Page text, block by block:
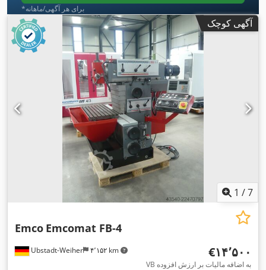
*برای هر آگهی/ماهانه
آگهی کوچک
1 /7
Ubstadt-Weiher ۴٬۱۵۲ km
Emco Emcomat FB-4
‎€۱۴٬۵۰۰
VB به اضافه مالیات بر ارزش افزوده